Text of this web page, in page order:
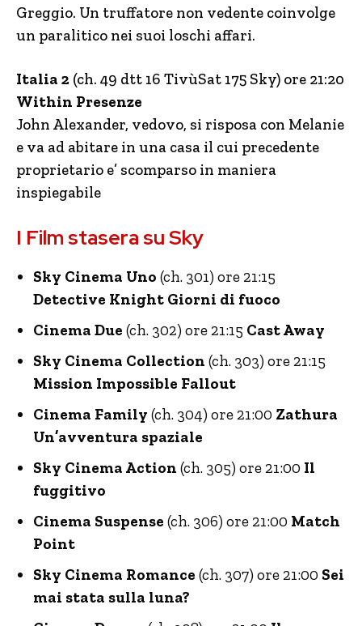
Greggio. Un truffatore non vedente coinvolge
un paralitico nei suoi loschi affari.
Italia 2 (ch. 49 dtt 16 TivùSat 175 Sky) ore 21:20
Within Presenze
John Alexander, vedovo, si risposa con Melanie
e va ad abitare in una casa il cui precedente
proprietario e’ scomparso in maniera
inspiegabile
I Film stasera su Sky
Sky Cinema Uno (ch. 301) ore 21:15
Detective Knight Giorni di fuoco
Cinema Due (ch. 302) ore 21:15 Cast Away
Sky Cinema Collection (ch. 303) ore 21:15
Mission Impossible Fallout
Cinema Family (ch. 304) ore 21:00 Zathura
Un’avventura spaziale
Sky Cinema Action (ch. 305) ore 21:00 Il
fuggitivo
Cinema Suspense (ch. 306) ore 21:00 Match
Point
Sky Cinema Romance (ch. 307) ore 21:00 Sei
mai stata sulla luna?